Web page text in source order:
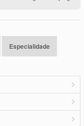
Especialidade